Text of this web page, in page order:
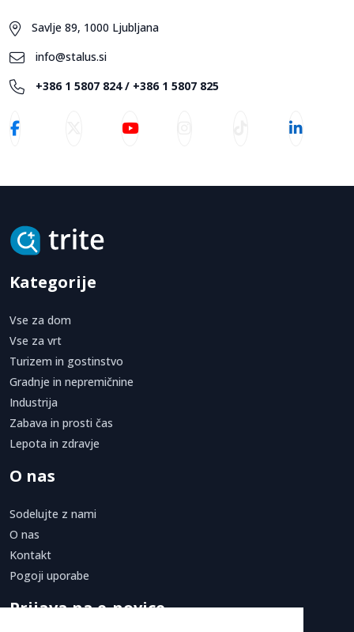
Savlje 89, 1000 Ljubljana
info@stalus.si
+386 1 5807 824 / +386 1 5807 825
Kategorije
Vse za dom
Vse za vrt
Turizem in gostinstvo
Gradnje in nepremičnine
Industrija
Zabava in prosti čas
Lepota in zdravje
O nas
Sodelujte z nami
O nas
Kontakt
Pogoji uporabe
Prijava na e-novice